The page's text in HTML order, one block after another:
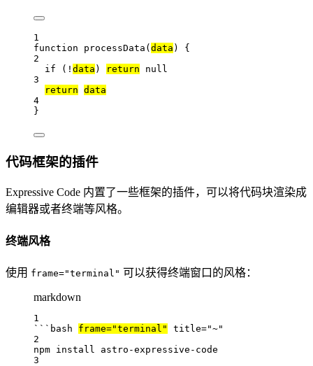
1
function
processData ( data ) {
2
if ( ! data ) return
null
3
return data
4
}
代码框架的插件
Expressive Code 内置了一些框架的插件，可以将代码块渲染成
编辑器或者终端等风格。
终端风格
使用 frame="terminal" 可以获得终端窗口的风格：
markdown
1
```bash frame="terminal"
title="~"
2
npm install
astro-expressive-code
3